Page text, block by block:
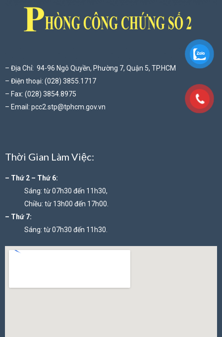
– Địa Chỉ: 94-96 Ngô Quyền, Phường 7, Quận 5, TP.HCM
– Điện thoại: (028) 3855.1717
– Fax: (028) 3854.8975
– Email: pcc2.stp@tphcm.gov.vn
Thời Gian Làm Việc:
– Thứ 2 – Thứ 6:
Sáng: từ 07h30 đến 11h30,
Chiều: từ 13h00 đến 17h00.
– Thứ 7:
Sáng: từ 07h30 đến 11h30.